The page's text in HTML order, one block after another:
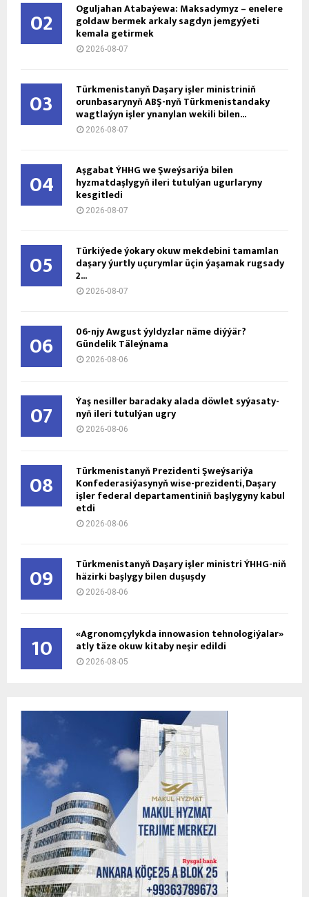
02 Oguljahan Atabaýewa: Maksadymyz – enelere
goldaw bermek arkaly sagdyn jemgyýeti
kemala getirmek
2026-08-07
03 Türkmenistanyň Daşary işler ministriniň
orunbasarynyň ABŞ-nyň Türkmenistandaky
wagtlaýyn işler ynanylan wekili bilen...
2026-08-07
04 Aşgabat ÝHHG we Şweýsariýa bilen
hyzmatdaşlygyň ileri tutulýan ugurlaryny
kesgitledi
2026-08-07
05 Türkiýede ýokary okuw mekdebini tamamlan
daşary ýurtly uçurymlar üçin ýaşamak rugsady
2...
2026-08-07
06 06-njy Awgust ýyldyzlar näme diýýär?
Gündelik Täleýnama
2026-08-06
07 Ýaş ne­sil­ler ba­ra­da­ky ala­da döw­let sy­ýa­sa­ty­
nyň ile­ri tu­tul­ýan ug­ry
2026-08-06
08 Türkmenistanyň Prezidenti Şweýsariýa
Konfederasiýasynyň wise-prezidenti, Daşary
işler federal departamentiniň başlygyny kabul
etdi
2026-08-06
09 Türkmenistanyň Daşary işler ministri ÝHHG-niň
häzirki başlygy bilen duşuşdy
2026-08-06
10 «Agronomçylykda innowasion tehnologiýalar»
atly täze okuw kitaby neşir edildi
2026-08-05